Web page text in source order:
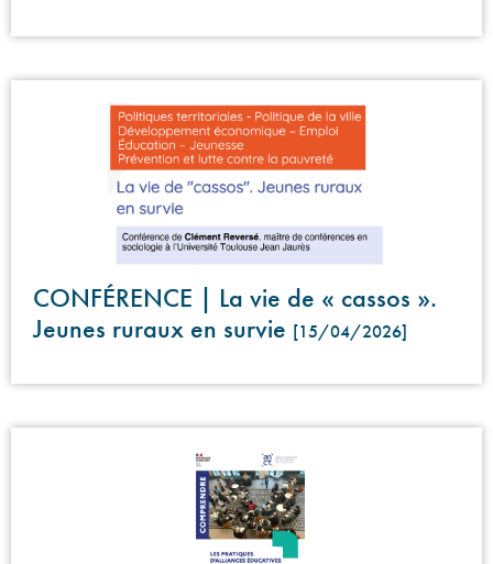
CONFÉRENCE | La vie de « cassos ».
Jeunes ruraux en survie [15/04/2026]